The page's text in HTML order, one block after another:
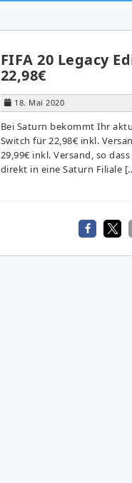
FIFA 20 Legacy
22,98€
18. Mai 2020
Bei Saturn bekommt Ihr
Switch für 22,98€ inkl.
29,99€ inkl. Versand, so
direkt in eine Saturn Filiale